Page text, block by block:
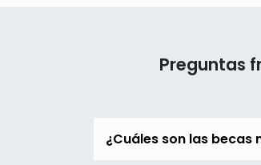
Preguntas
¿Cuáles son las